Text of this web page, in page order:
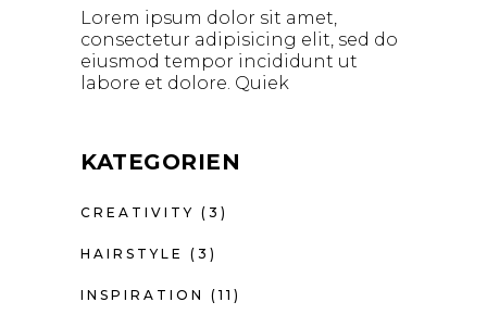
Lorem ipsum dolor sit amet,
consectetur adipisicing elit, sed do
eiusmod tempor incididunt ut
labore et dolore. Quiek
KATEGORIEN
CREATIVITY (3)
HAIRSTYLE (3)
INSPIRATION (11)